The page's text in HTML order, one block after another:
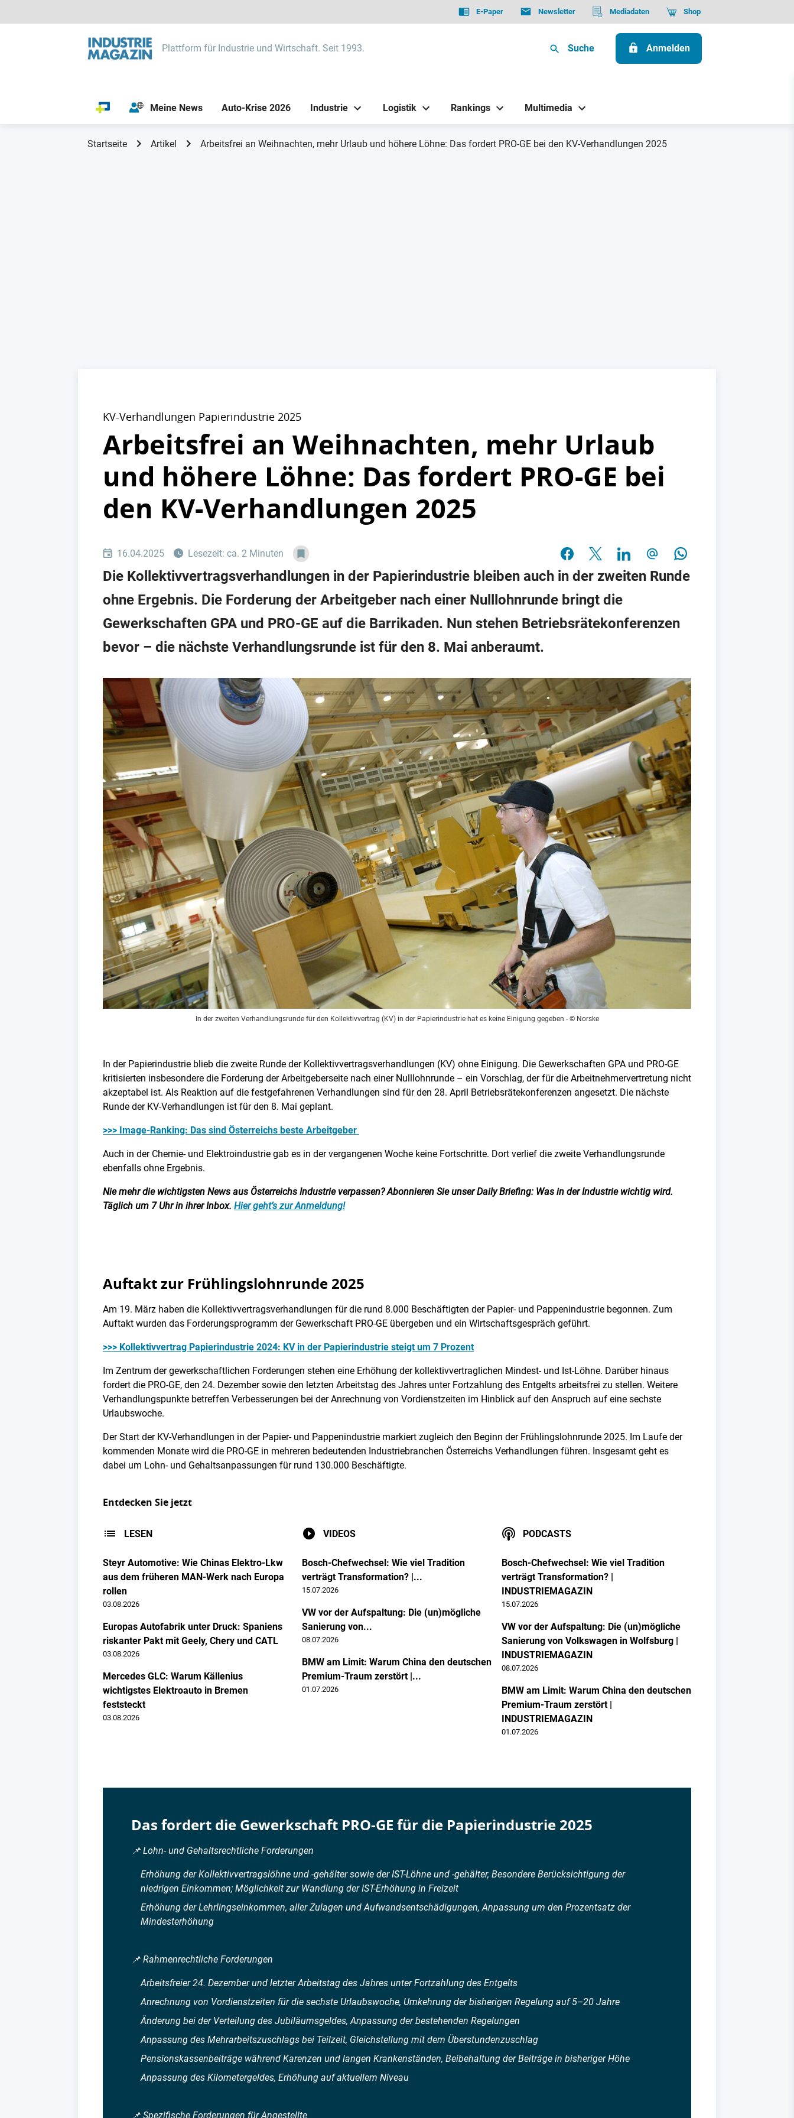
E-Paper Newsletter Mediadaten Shop
Plattform für Industrie und Wirtschaft. Seit 1993. Suche Anmelden
Meine News Auto-Krise 2026 Industrie Logistik Rankings Multimedia
Startseite Artikel Arbeitsfrei an Weihnachten, mehr Urlaub und höhere Löhne: Das fordert PRO-GE bei den KV-Verhandlungen 2025
KV-Verhandlungen Papierindustrie 2025
Arbeitsfrei an Weihnachten, mehr Urlaub
und höhere Löhne: Das fordert PRO-GE bei
den KV-Verhandlungen 2025
16.04.2025 Lesezeit: ca. 2 Minuten
Die Kollektivvertragsverhandlungen in der Papierindustrie bleiben auch in der zweiten Runde
ohne Ergebnis. Die Forderung der Arbeitgeber nach einer Nulllohnrunde bringt die
Gewerkschaften GPA und PRO-GE auf die Barrikaden. Nun stehen Betriebsrätekonferenzen
bevor – die nächste Verhandlungsrunde ist für den 8. Mai anberaumt.
In der zweiten Verhandlungsrunde für den Kollektivvertrag (KV) in der Papierindustrie hat es keine Einigung gegeben - © Norske
In der Papierindustrie blieb die zweite Runde der Kollektivvertragsverhandlungen (KV) ohne Einigung. Die Gewerkschaften GPA und PRO-GE
kritisierten insbesondere die Forderung der Arbeitgeberseite nach einer Nulllohnrunde – ein Vorschlag, der für die Arbeitnehmervertretung nicht
akzeptabel ist. Als Reaktion auf die festgefahrenen Verhandlungen sind für den 28. April Betriebsrätekonferenzen angesetzt. Die nächste
Runde der KV-Verhandlungen ist für den 8. Mai geplant.
>>> Image-Ranking: Das sind Österreichs beste Arbeitgeber
Auch in der Chemie- und Elektroindustrie gab es in der vergangenen Woche keine Fortschritte. Dort verlief die zweite Verhandlungsrunde
ebenfalls ohne Ergebnis.
Nie mehr die wichtigsten News aus Österreichs Industrie verpassen? Abonnieren Sie unser Daily Briefing: Was in der Industrie wichtig wird.
Täglich um 7 Uhr in ihrer Inbox. Hier geht’s zur Anmeldung!
Auftakt zur Frühlingslohnrunde 2025
Am 19. März haben die Kollektivvertragsverhandlungen für die rund 8.000 Beschäftigten der Papier- und Pappenindustrie begonnen. Zum
Auftakt wurden das Forderungsprogramm der Gewerkschaft PRO-GE übergeben und ein Wirtschaftsgespräch geführt.
>>> Kollektivvertrag Papierindustrie 2024: KV in der Papierindustrie steigt um 7 Prozent
Im Zentrum der gewerkschaftlichen Forderungen stehen eine Erhöhung der kollektivvertraglichen Mindest- und Ist-Löhne. Darüber hinaus
fordert die PRO-GE, den 24. Dezember sowie den letzten Arbeitstag des Jahres unter Fortzahlung des Entgelts arbeitsfrei zu stellen. Weitere
Verhandlungspunkte betreffen Verbesserungen bei der Anrechnung von Vordienstzeiten im Hinblick auf den Anspruch auf eine sechste
Urlaubswoche.
Der Start der KV-Verhandlungen in der Papier- und Pappenindustrie markiert zugleich den Beginn der Frühlingslohnrunde 2025. Im Laufe der
kommenden Monate wird die PRO-GE in mehreren bedeutenden Industriebranchen Österreichs Verhandlungen führen. Insgesamt geht es
dabei um Lohn- und Gehaltsanpassungen für rund 130.000 Beschäftigte.
Entdecken Sie jetzt
LESEN
Steyr Automotive: Wie Chinas Elektro-Lkw
aus dem früheren MAN-Werk nach Europa
rollen
03.08.2026
Europas Autofabrik unter Druck: Spaniens
riskanter Pakt mit Geely, Chery und CATL
03.08.2026
Mercedes GLC: Warum Källenius
wichtigstes Elektroauto in Bremen
feststeckt
03.08.2026
VIDEOS
Bosch-Chefwechsel: Wie viel Tradition
verträgt Transformation? |...
15.07.2026
VW vor der Aufspaltung: Die (un)mögliche
Sanierung von...
08.07.2026
BMW am Limit: Warum China den deutschen
Premium-Traum zerstört |...
01.07.2026
PODCASTS
Bosch-Chefwechsel: Wie viel Tradition
verträgt Transformation? |
INDUSTRIEMAGAZIN
15.07.2026
VW vor der Aufspaltung: Die (un)mögliche
Sanierung von Volkswagen in Wolfsburg |
INDUSTRIEMAGAZIN
08.07.2026
BMW am Limit: Warum China den deutschen
Premium-Traum zerstört |
INDUSTRIEMAGAZIN
01.07.2026
Das fordert die Gewerkschaft PRO-GE für die Papierindustrie 2025
📌 Lohn- und Gehaltsrechtliche Forderungen
​Erhöhung der Kollektivvertragslöhne und -gehälter sowie der IST-Löhne und -gehälter, Besondere Berücksichtigung der
niedrigen Einkommen; Möglichkeit zur Wandlung der IST-Erhöhung in Freizeit
Erhöhung der Lehrlingseinkommen, aller Zulagen und Aufwandsentschädigungen, Anpassung um den Prozentsatz der
Mindesterhöhung
📌 Rahmenrechtliche Forderungen
Arbeitsfreier 24. Dezember und letzter Arbeitstag des Jahres unter Fortzahlung des Entgelts
Anrechnung von Vordienstzeiten für die sechste Urlaubswoche, Umkehrung der bisherigen Regelung auf 5–20 Jahre
Änderung bei der Verteilung des Jubiläumsgeldes, Anpassung der bestehenden Regelungen
Anpassung des Mehrarbeitszuschlags bei Teilzeit, Gleichstellung mit dem Überstundenzuschlag
​Pensionskassenbeiträge während Karenzen und langen Krankenständen, Beibehaltung der Beiträge in bisheriger Höhe
Anpassung des Kilometergeldes, Erhöhung auf aktuellem Niveau
📌 Spezifische Forderungen für Angestellte